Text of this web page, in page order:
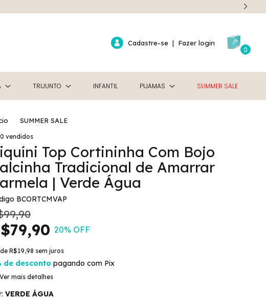
Cadastre-se | Fazer login
0
TRIJUNTO INFANTIL PIJAMAS SUMMER SALE
SUMMER SALE
vendidos
Top Cortininha Com Bojo
Tradicional de Amarrar
| Verde Água
BCORTCMVAP
20% OFF
R$19,98 sem juros
de desconto pagando com Pix
mais detalhes
VERDE ÁGUA